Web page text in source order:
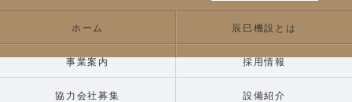
ホーム 辰巳機設とは
事業案内 採用情報
協力会社募集 設備紹介